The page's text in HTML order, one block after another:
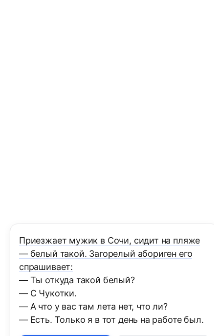
Приезжает мужик в Сочи, сидит на пляже
— белый такой. Загорелый абориген его
спрашивает:
— Ты откуда такой белый?
— С Чукотки.
— А что у вас там лета нет, что ли?
— Есть. Только я в тот день на работе был.